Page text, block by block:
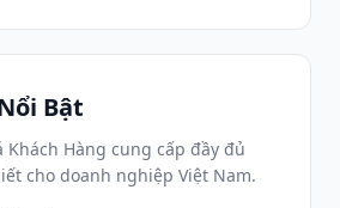
Bật
Khách Hàng cung cấp đầy đủ
cho doanh nghiệp Việt Nam.